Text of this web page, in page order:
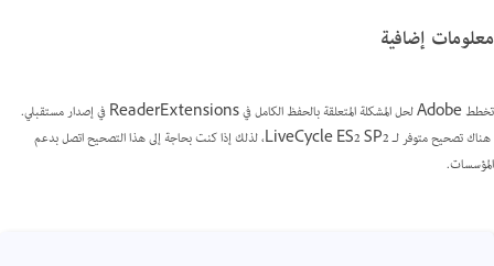
معلومات إضافية
تخطط Adobe لحل المشكلة المتعلقة بالحفظ الكامل في ReaderExtensions في إصدار مستقبلي.
هناك تصحيح متوفر لـ LiveCycle ES2 SP2، لذلك إذا كنت بحاجة إلى هذا التصحيح اتصل بدعم
المؤسسات.